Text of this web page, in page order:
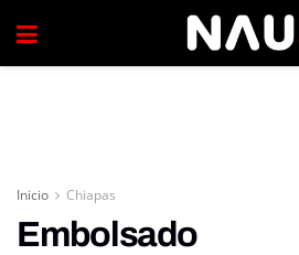
Inicio Chiapas
Embolsado